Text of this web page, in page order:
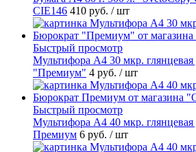
CIE146 410 руб. / шт
Быстрый просмотр
Мультифора А4 30 мкр.
"Премиум" 4 руб. / шт
Быстрый просмотр
Мультифора А4 40 мкр.
Премиум 6 руб. / шт